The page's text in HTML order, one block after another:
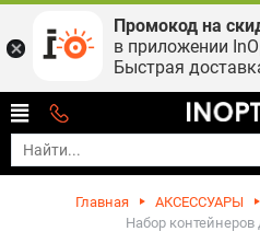
Главная АКСЕССУАРЫ
Набор контейнеров
Промокод на
в приложении
Быстрая